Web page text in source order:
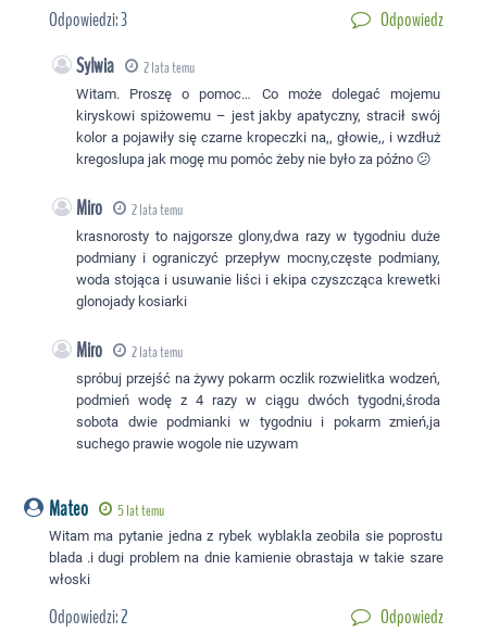
Odpowiedzi:3 Odpowiedz
Sylwia 2 lata temu
Witam. Proszę o pomoc… Co może dolegać mojemu
kiryskowi spiżowemu – jest jakby apatyczny, stracił swój
kolor a pojawiły się czarne kropeczki na,, głowie,, i wzdłuż
kregoslupa jak mogę mu pomóc żeby nie było za późno 😕
Miro 2 lata temu
krasnorosty to najgorsze glony,dwa razy w tygodniu duże
podmiany i ograniczyć przepływ mocny,częste podmiany,
woda stojąca i usuwanie liści i ekipa czyszcząca krewetki
glonojady kosiarki
Miro 2 lata temu
spróbuj przejść na żywy pokarm oczlik rozwielitka wodzeń,
podmień wodę z 4 razy w ciągu dwóch tygodni,środa
sobota dwie podmianki w tygodniu i pokarm zmień,ja
suchego prawie wogole nie uzywam
Mateo 5 lat temu
Witam ma pytanie jedna z rybek wyblakla zeobila sie poprostu
blada .i dugi problem na dnie kamienie obrastaja w takie szare
włoski
Odpowiedzi:2 Odpowiedz